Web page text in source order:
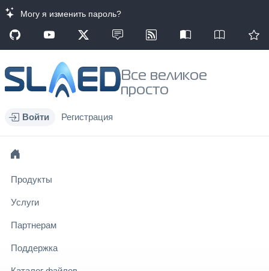
Могу я изменить пароль?
Все великое
просто
Войти Регистрация
Продукты
Услуги
Партнерам
Поддержка